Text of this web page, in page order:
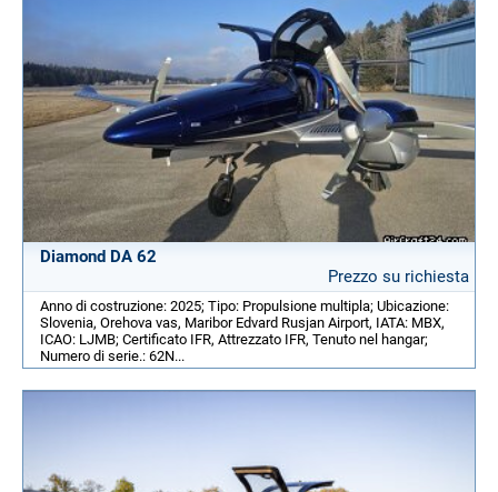
Diamond DA 62
Prezzo su richiesta
Anno di costruzione: 2025; Tipo: Propulsione multipla; Ubicazione:
Slovenia, Orehova vas, Maribor Edvard Rusjan Airport, IATA: MBX,
ICAO: LJMB; Certificato IFR, Attrezzato IFR, Tenuto nel hangar;
Numero di serie.: 62N...